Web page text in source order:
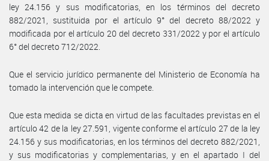
ley 24.156 y sus modificatorias, en los términos del decreto
882/2021, sustituida por el artículo 9° del decreto 88/2022 y
modificada por el artículo 20 del decreto 331/2022 y por el artículo
6° del decreto 712/2022.
Que el servicio jurídico permanente del Ministerio de Economía ha
tomado la intervención que le compete.
Que esta medida se dicta en virtud de las facultades previstas en el
artículo 42 de la ley 27.591, vigente conforme el artículo 27 de la ley
24.156 y sus modificatorias, en los términos del decreto 882/2021,
y sus modificatorias y complementarias, y en el apartado I del